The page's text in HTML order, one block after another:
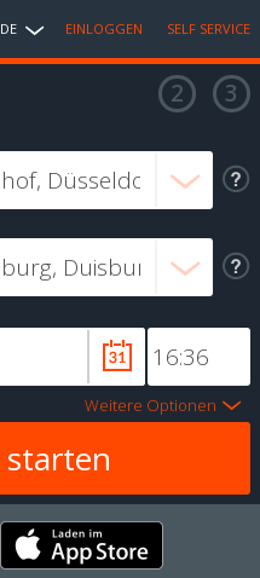
DE EINLOGGEN SELF SERVICE
Weitere Optionen